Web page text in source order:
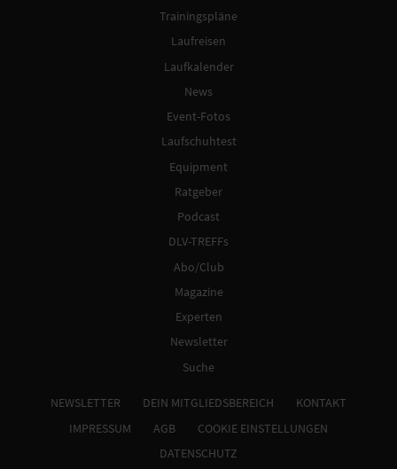
Trainingspläne
Laufreisen
Laufkalender
News
Event-Fotos
Laufschuhtest
Equipment
Ratgeber
Podcast
DLV-TREFFs
Abo/Club
Magazine
Experten
Newsletter
Suche
NEWSLETTER DEIN MITGLIEDSBEREICH
KONTAKT
IMPRESSUM
AGB
COOKIE EINSTELLUNGEN
DATENSCHUTZ